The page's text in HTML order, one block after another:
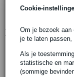
Cookie-
Om je bezoek aan
je te laten passen,
Als je
statistische en
(sommige
€ 7,20
X30D driehoek truss
lengte: 100 cm